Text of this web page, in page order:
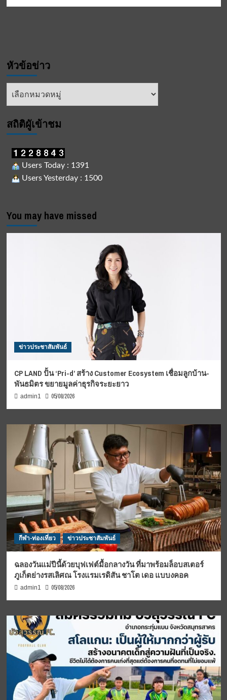
หัวข้อข่าว
หัวข้อ
สถิติผูัเข้าชม
Users Today : 1391
Users Yesterday : 1500
You may have missed
ข่าวประชาสัมพันธ์
CP LAND ปั้น ‘Pri-d’ สร้าง Customer Ecosystem เชื่อมลูกบ้าน-
พันธมิตร ขยายมูลค่าธุรกิจระยะยาว
admin1 05/08/2026
กีฬา-ท่องเที่ยว ข่าวประชาสัมพันธ์
ฉลองวันแม่ปีนี้ด้วยบุฟเฟต์มื้อกลางวัน ที่มาพร้อมล็อบสเตอร์
ภูเก็ตย่างรสเลิศณ โรงแรมเรดิสัน ชาโต เดอ แบบงคอค
admin1 05/08/2026